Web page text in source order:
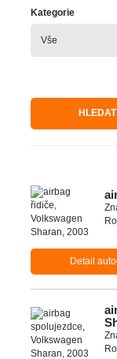
Kategorie
HLEDAT
Detail